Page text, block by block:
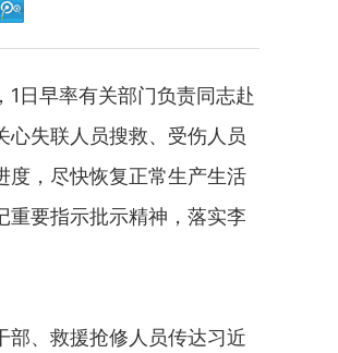
日早率有关部门负责同志赴
失联人员搜救、受伤人员
度，尽快恢复正常生产生活
重要指示批示精神，落实李
、救援抢修人员传达习近